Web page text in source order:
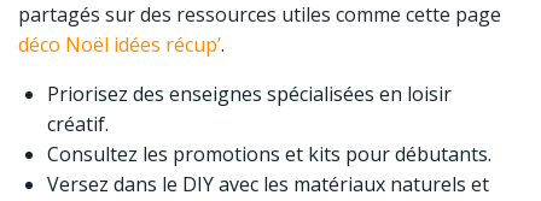
partagés sur des ressources utiles comme cette page
déco Noël idées récup’.
Priorisez des enseignes spécialisées en loisir
créatif.
Consultez les promotions et kits pour débutants.
Versez dans le DIY avec les matériaux naturels et